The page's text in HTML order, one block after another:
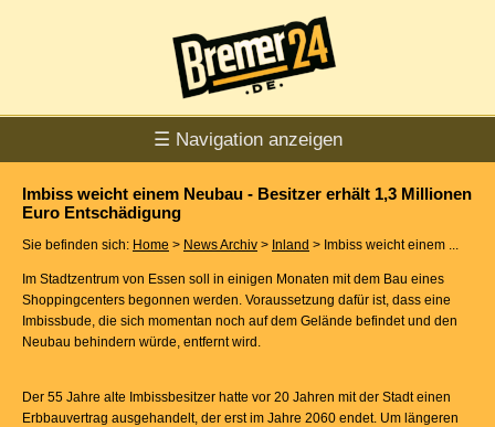
☰ Navigation anzeigen
Imbiss weicht einem Neubau - Besitzer erhält 1,3 Millionen
Euro Entschädigung
Sie befinden sich: Home > News Archiv > Inland > Imbiss weicht einem ...
Im Stadtzentrum von Essen soll in einigen Monaten mit dem Bau eines
Shoppingcenters begonnen werden. Voraussetzung dafür ist, dass eine
Imbissbude, die sich momentan noch auf dem Gelände befindet und den
Neubau behindern würde, entfernt wird.
Der 55 Jahre alte Imbissbesitzer hatte vor 20 Jahren mit der Stadt einen
Erbbauvertrag ausgehandelt, der erst im Jahre 2060 endet. Um längeren